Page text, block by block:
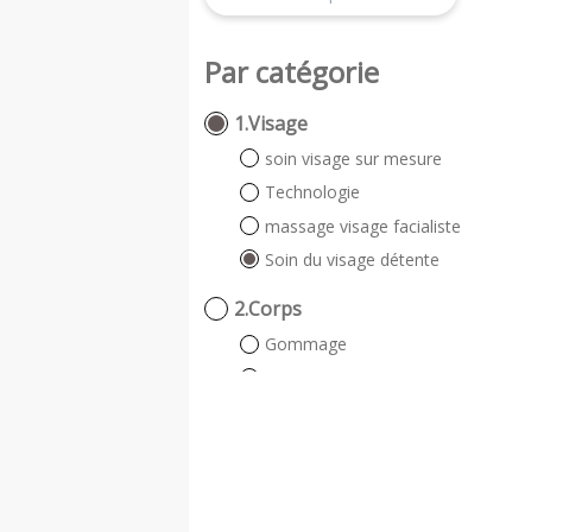
Par catégorie
1.Visage
soin visage sur mesure
Technologie
massage visage facialiste
Soin du visage détente
2.Corps
Gommage